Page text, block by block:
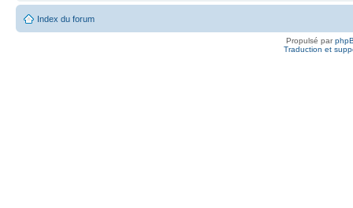
Index du forum
Propulsé par
Traduction et